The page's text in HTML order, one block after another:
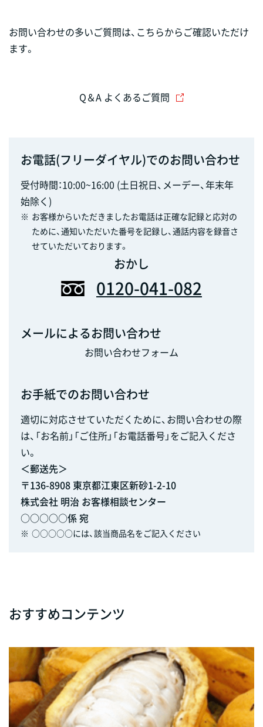
お問い合わせの多いご質問は、こちらからご確認いただけ
ます。
Q＆A よくあるご質問
お電話(フリーダイヤル)でのお問い合わせ
受付時間：10:00~16:00 (土日祝日、メーデー、年末年
始除く)
※ お客様からいただきましたお電話は正確な記録と応対の
ために、通知いただいた番号を記録し、通話内容を録音さ
せていただいております。
おかし
0120-041-082
メールによるお問い合わせ
お問い合わせフォーム
お手紙でのお問い合わせ
適切に対応させていただくために、お問い合わせの際
は、「お名前」「ご住所」「お電話番号」をご記入くださ
い。
＜郵送先＞
〒136-8908 東京都江東区新砂1-2-10
株式会社 明治 お客様相談センター
○○○○○係 宛
※ ○○○○○には、該当商品名をご記入ください
おすすめコンテンツ